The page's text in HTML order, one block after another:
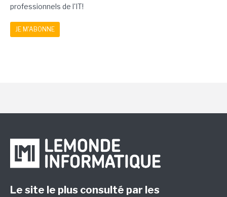
professionnels de l'IT!
JE M'ABONNE
Le site le plus consulté par les